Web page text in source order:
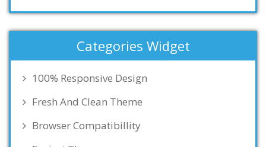
Categories Widget
100% Responsive Design
Fresh And Clean Theme
Browser Compatibillity